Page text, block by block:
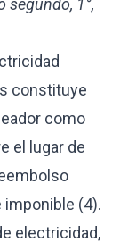
segundo, 1°,
constituye
como
el lugar de
(4).
electricidad,